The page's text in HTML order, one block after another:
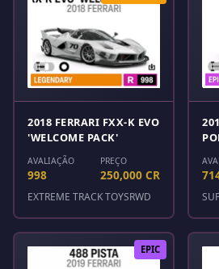
2018 FERRARI FXX-K EVO
'WELCOME PACK'
AVALIAÇÃO
998
PREÇO
250,000 CR
EXTREME TRACK TOYSRWD
EPIC